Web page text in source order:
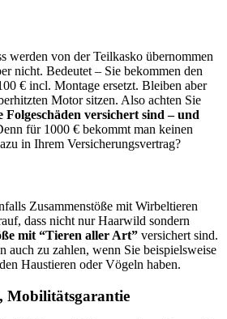
werden von der Teilkasko übernommen
nicht. Bedeutet – Sie bekommen den
€ incl. Montage ersetzt. Bleiben aber
Motor sitzen. Also achten Sie
Folgeschäden versichert sind – und
für 1000 € bekommt man keinen
in Ihrem Versicherungsvertrag?
Zusammenstöße mit Wirbeltieren
dass nicht nur Haarwild sondern
mit “Tieren aller Art” versichert sind.
auch zu zahlen, wenn Sie beispielsweise
Haustieren oder Vögeln haben.
Mobilitätsgarantie